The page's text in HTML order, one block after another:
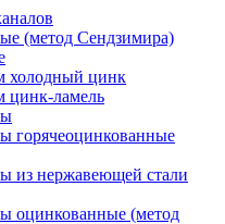
(метод Сендзимира)
холодный цинк
цинк-ламель
горячеоцинкованные
из нержавеющей стали
оцинкованные (метод